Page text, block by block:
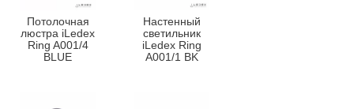
Потолочная
люстра iLedex
Ring A001/4
BLUE
Настенный
светильник
iLedex Ring
A001/1 BK